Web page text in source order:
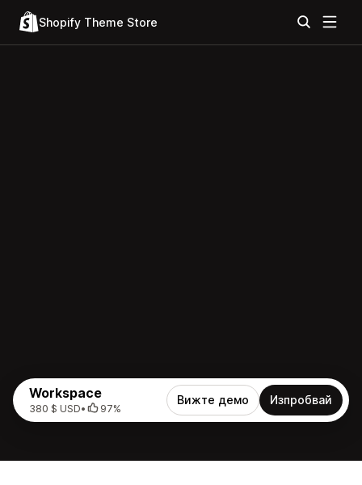
Shopify Theme Store
Workspace
380 $ USD• 97%
Вижте демо Изпробвай